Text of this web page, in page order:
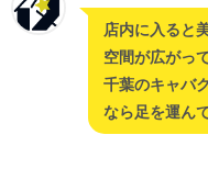
店内に入ると
空間が広がっ
千葉のキャバ
なら足を運ん